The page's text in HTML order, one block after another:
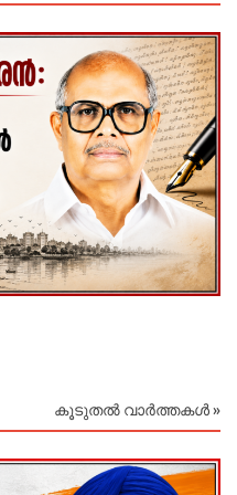
കൂടുതൽ വാർത്തകൾ »